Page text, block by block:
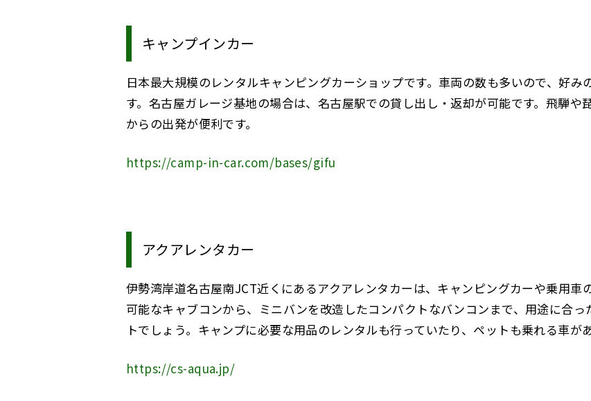
キャンプインカー
日本最大規模のレンタルキャンピングカーショップです。車両の数も多いので、好み
す。名古屋ガレージ基地の場合は、名古屋駅での貸し出し・返却が可能です。飛騨や
からの出発が便利です。
https://camp-in-car.com/bases/gifu
アクアレンタカー
伊勢湾岸道名古屋南JCT近くにあるアクアレンタカーは、キャンピングカーや乗用車
可能なキャブコンから、ミニバンを改造したコンパクトなバンコンまで、用途に合
トでしょう。キャンプに必要な用品のレンタルも行っていたり、ペットも乗れる車が
https://cs-aqua.jp/